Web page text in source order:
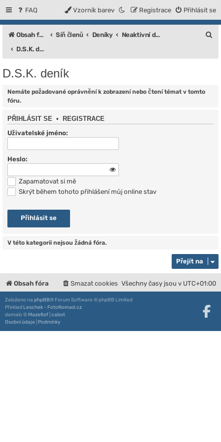
FAQ Přihlásit se
Registrace
Vzorník barev
Obsah fóra Síň členů Deníky
Neaktivní deníky
D.S.K. deník
D.S.K. deník
Nemáte požadované oprávnění k zobrazení nebo čtení témat v tomto
fóru.
PŘIHLÁSIT SE • REGISTRACE
Uživatelské jméno:
Heslo:
Zapamatovat si mě
Skrýt během tohoto přihlášení můj online stav
V této kategorii nejsou žádná fóra.
Přejít na
Obsah fóra Všechny časy jsou v UTC+01:00
Smazat cookies
Založeno na phpBB® Forum Software © phpBB Limited
Překlad Leschek - FotoNomad.cz
damaïo © Mazeltof cabot
Osobní údaje
Podmínky